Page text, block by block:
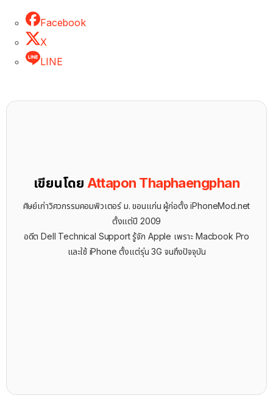
Facebook
X
LINE
เขียนโดย Attapon Thaphaengphan
ศิษย์เก่าวิศวกรรมคอมพิวเตอร์ ม. ขอนแก่น ผู้ก่อตั้ง iPhoneMod.net
ตั้งแต่ปี 2009
อดีต Dell Technical Support รู้จัก ​Apple เพราะ Macbook Pro
และใช้ iPhone ตั้งแต่รุ่น 3G จนถึงปัจจุบัน